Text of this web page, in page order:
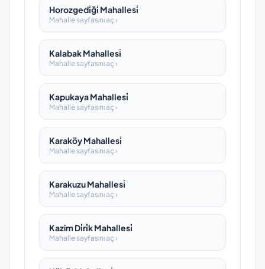
Horozgedi̇ği̇ Mahallesi̇
Mahalle sayfasını aç ›
Kalabak Mahallesi̇
Mahalle sayfasını aç ›
Kapukaya Mahallesi̇
Mahalle sayfasını aç ›
Karaköy Mahallesi̇
Mahalle sayfasını aç ›
Karakuzu Mahallesi̇
Mahalle sayfasını aç ›
Kazim Di̇ri̇k Mahallesi̇
Mahalle sayfasını aç ›